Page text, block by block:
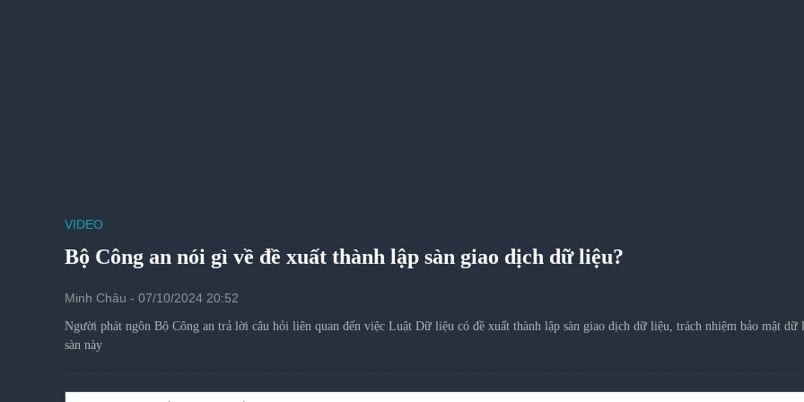
VIDEO
Bộ Công an nói gì về đề xuất thành lập sàn giao dịch dữ liệu?
Minh Châu - 07/10/2024 20:52
Người phát ngôn Bộ Công an trả lời câu hỏi liên quan đến việc Luật Dữ liệu có đề xuất thành lập sàn giao dịch dữ liệu, trách nhiệm bảo
trên sàn này